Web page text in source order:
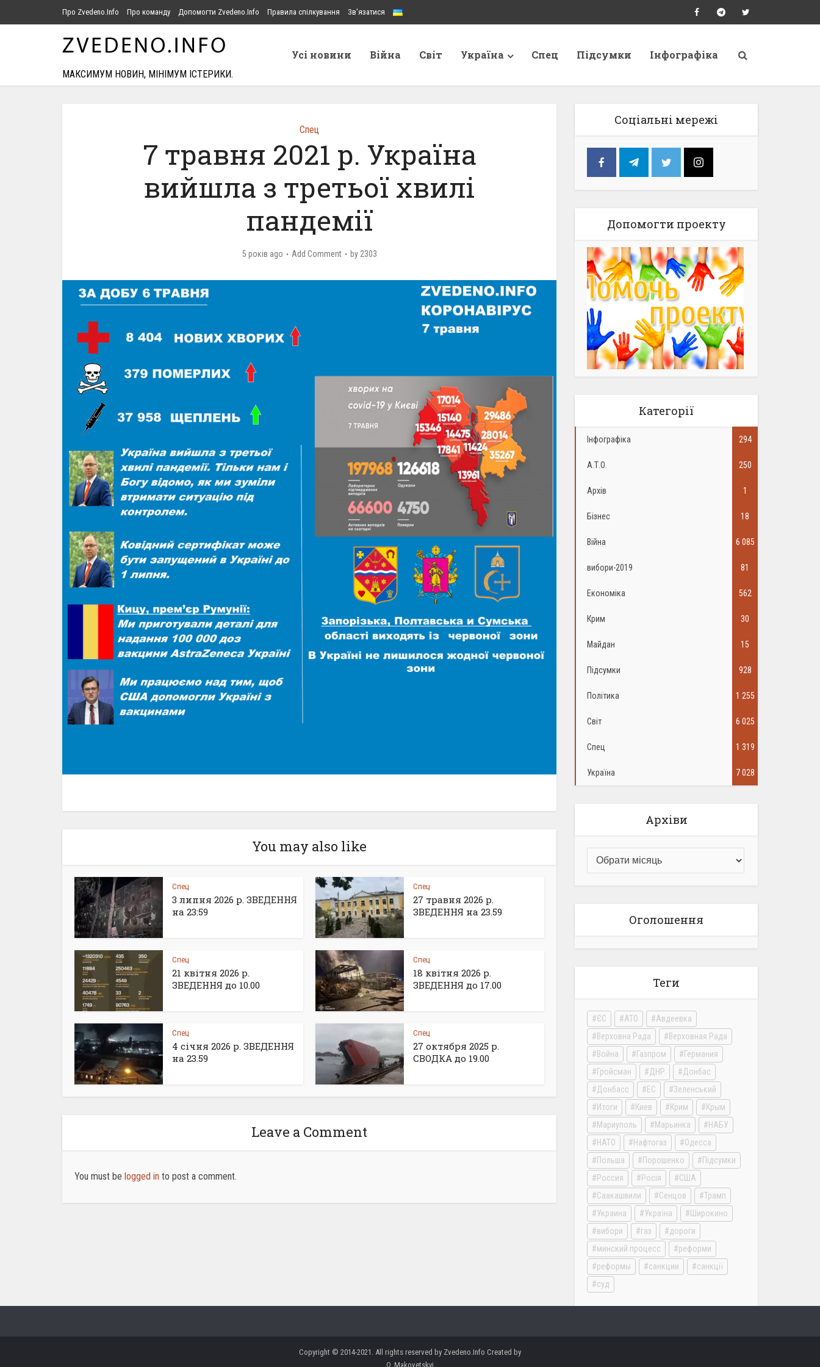
Про Zvedeno.Info Про команду Допомогти Zvedeno.Info Правила спілкування Зв’язатися
МАКСИМУМ НОВИН, МІНІМУМ ІСТЕРИКИ.
Усі новини Війна Світ Україна Спец Підсумки Інфографіка
Спец
7 травня 2021 р. Україна
вийшла з третьої хвилі
пандемії
5 років ago Add Comment by 2303
You may also like
Спец
3 липня 2026 р. ЗВЕДЕННЯ
на 23:59
Спец
27 травня 2026 р.
ЗВЕДЕННЯ на 23.59
Спец
21 квітня 2026 р.
ЗВЕДЕННЯ до 10.00
Спец
18 квітня 2026 р.
ЗВЕДЕННЯ до 17.00
Спец
4 січня 2026 р. ЗВЕДЕННЯ
на 23.59
Спец
27 октября 2025 р.
СВОДКА до 19.00
Leave a Comment
You must be logged in to post a comment.
Соціальні мережі
Допомогти проекту
Категорії
Інфографіка 294
А.Т.О. 250
Архів 1
Бізнес 18
Війна 6 085
вибори-2019 81
Економіка 562
Крим 30
Майдан 15
Підсумки 928
Політика 1 255
Світ 6 025
Спец 1 319
Україна 7 028
Архіви
Оголошення
Теги
ЄС АТО
Авдеевка
Верховна Рада
Верховная Рада
Война
Газпром
Германия
Гройсман
ДНР
Донбас
Донбасс
ЕС
Зеленський
Итоги
Киев Крим
Крым
Мариуполь
Марьинка
НАБУ
НАТО
Нафтогаз
Одесса
Польша
Порошенко
Підсумки
Россия
Росія
США
Саакашвили
Сенцов
Трамп
Украина
Україна
Широкино
вибори
газ
дороги
минский процесс
реформи
реформы
санкции
санкції
суд
Copyright © 2014-2021. All rights reserved by Zvedeno.Info Created by
O. Makovetskyi